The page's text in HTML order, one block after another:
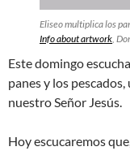
Eliseo multiplica los
Info about artwork ,
Este domingo
panes y los
nuestro Señor Jesús.
Hoy escucaremos